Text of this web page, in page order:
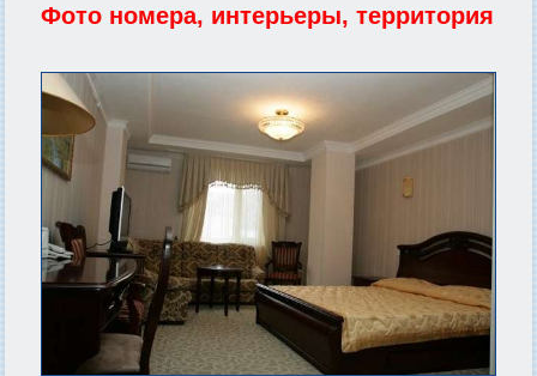
Фото номера, интерьеры, территория